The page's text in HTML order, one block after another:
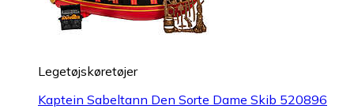
Legetøjskøretøjer
Kaptein Sabeltann Den Sorte Dame Skib 520896